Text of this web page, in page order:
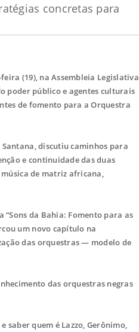
concretas para
(19), na Assembleia Legislativa
poder público e agentes culturais
de fomento para a Orquestra
discutiu caminhos para
e continuidade das duas
de matriz africana,
da Bahia: Fomento para as
um novo capítulo na
das orquestras — modelo de
das orquestras negras
saber quem é Lazzo, Gerônimo,